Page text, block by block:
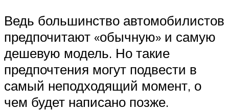
Ведь большинство автомобилистов
предпочитают «обычную» и самую
дешевую модель. Но такие
предпочтения могут подвести в
самый неподходящий момент, о
чем будет написано позже.